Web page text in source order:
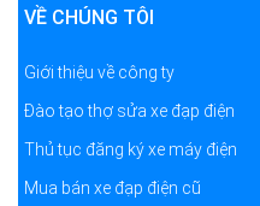
VỀ CHÚNG TÔI
Giới thiệu về công ty
Đào tạo thợ sửa xe đạp điện
Thủ tục đăng ký xe máy điện
Mua bán xe đạp điện cũ